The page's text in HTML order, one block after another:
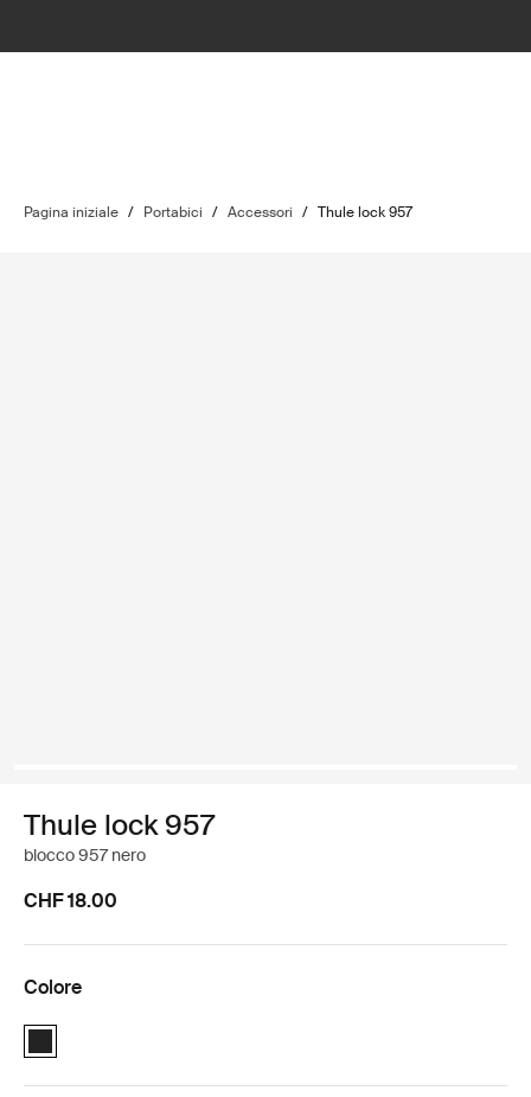
Pagina iniziale / Portabici / Accessori / Thule lock 957
Thule lock 957
blocco 957 nero
CHF 18.00
Colore
Thule lock 957 Nero (selected)